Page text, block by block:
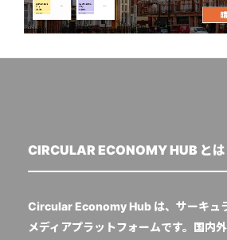
CIRCULAR ECONOMY HUB とは
Circular Economy Hub は、サーキュ
メディアプラットフォームです。国内